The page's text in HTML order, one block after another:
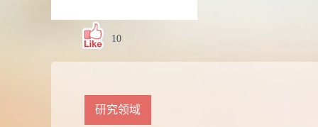
10
研究领域